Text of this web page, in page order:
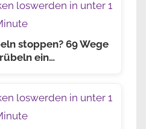
stoppen? 69 Wege
ein…